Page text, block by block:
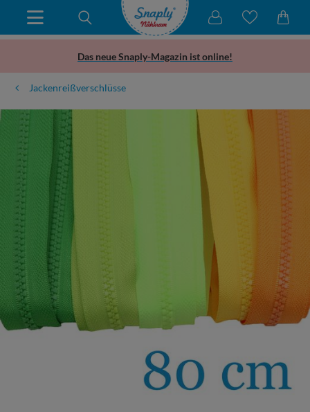
Das neue Snaply-Magazin ist online!
Jackenreißverschlüsse